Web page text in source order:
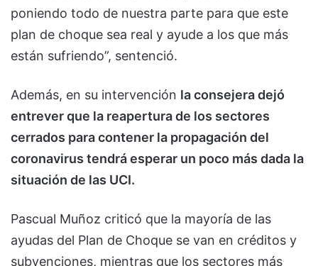
poniendo todo de nuestra parte para que este
plan de choque sea real y ayude a los que más
están sufriendo”, sentenció.
Además, en su intervención la consejera dejó
entrever que la reapertura de los sectores
cerrados para contener la propagación del
coronavirus tendrá esperar un poco más dada la
situación de las UCI.
Pascual Muñoz criticó que la mayoría de las
ayudas del Plan de Choque se van en créditos y
subvenciones, mientras que los sectores más